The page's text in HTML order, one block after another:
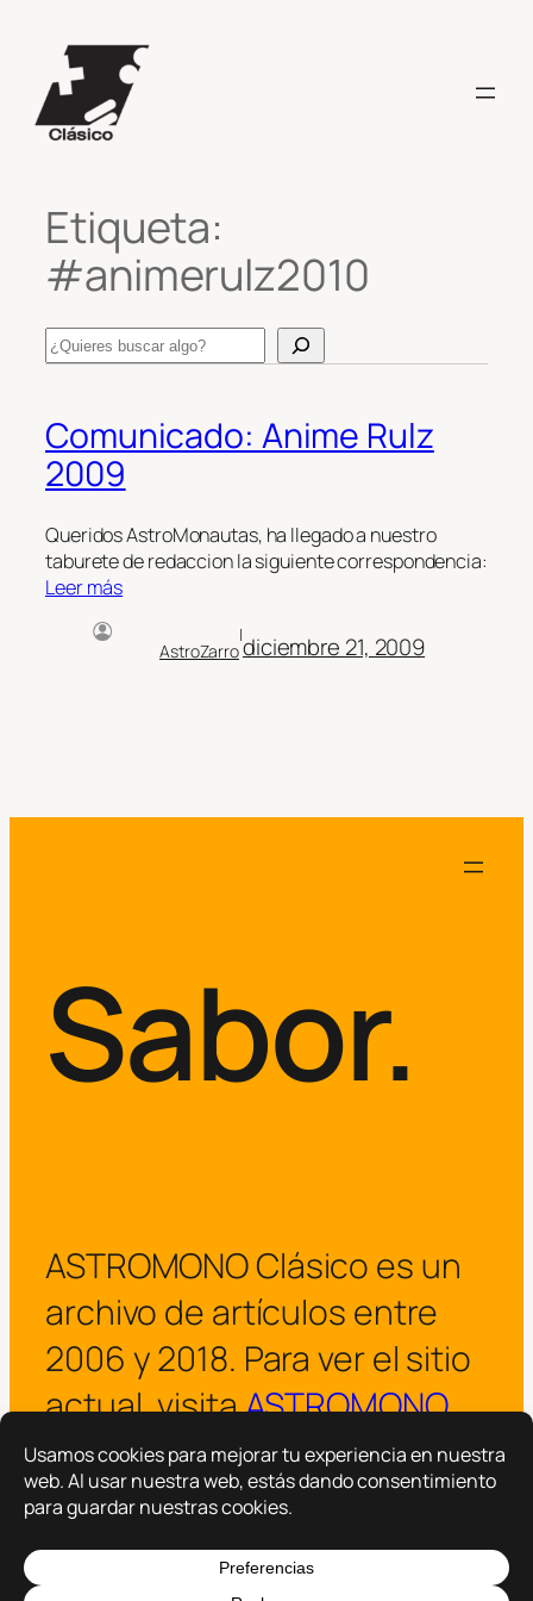
contenido
Etiqueta:
#animerulz2010
Search
Comunicado: Anime Rulz
2009
Queridos AstroMonautas, ha llegado a nuestro
taburete de redaccion la siguiente correspondencia:
Leer más
AstroZarro
|diciembre 21, 2009
Sabor.
ASTROMONO Clásico es un
archivo de artículos entre
2006 y 2018. Para ver el sitio
actual, visitaASTROMONO.
¡Visitar ASTROMONO ya!
Copyright © 2025 –ASTROMONO Hazlo por familia.